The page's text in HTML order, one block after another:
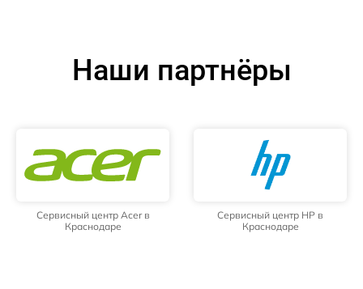
Наши партнёры
Сервисный центр Acer в
Краснодаре
Сервисный центр HP в
Краснодаре